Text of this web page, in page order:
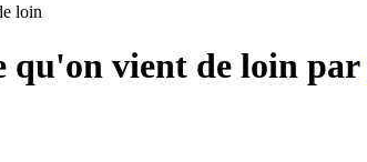
loin
qu'on vient de loin par